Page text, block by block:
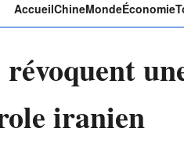
AccueilChineMondeÉconomie
iranien